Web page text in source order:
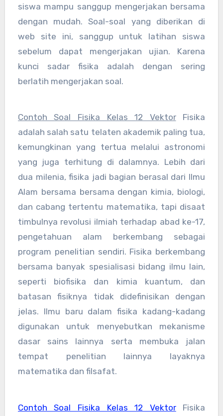
siswa mampu sanggup mengerjakan bersama
dengan mudah. Soal-soal yang diberikan di
web site ini, sanggup untuk latihan siswa
sebelum dapat mengerjakan ujian. Karena
kunci sadar fisika adalah dengan sering
berlatih mengerjakan soal.
Contoh Soal Fisika Kelas 12 VektorFisika
adalah salah satu telaten akademik paling tua,
kemungkinan yang tertua melalui astronomi
yang juga terhitung di dalamnya. Lebih dari
dua milenia, fisika jadi bagian berasal dari Ilmu
Alam bersama bersama dengan kimia, biologi,
dan cabang tertentu matematika, tapi disaat
timbulnya revolusi ilmiah terhadap abad ke-17,
pengetahuan alam berkembang sebagai
program penelitian sendiri. Fisika berkembang
bersama banyak spesialisasi bidang ilmu lain,
seperti biofisika dan kimia kuantum, dan
batasan fisiknya tidak didefinisikan dengan
jelas. Ilmu baru dalam fisika kadang-kadang
digunakan untuk menyebutkan mekanisme
dasar sains lainnya serta membuka jalan
tempat penelitian lainnya layaknya
matematika dan filsafat.
Contoh Soal Fisika Kelas 12 VektorFisika